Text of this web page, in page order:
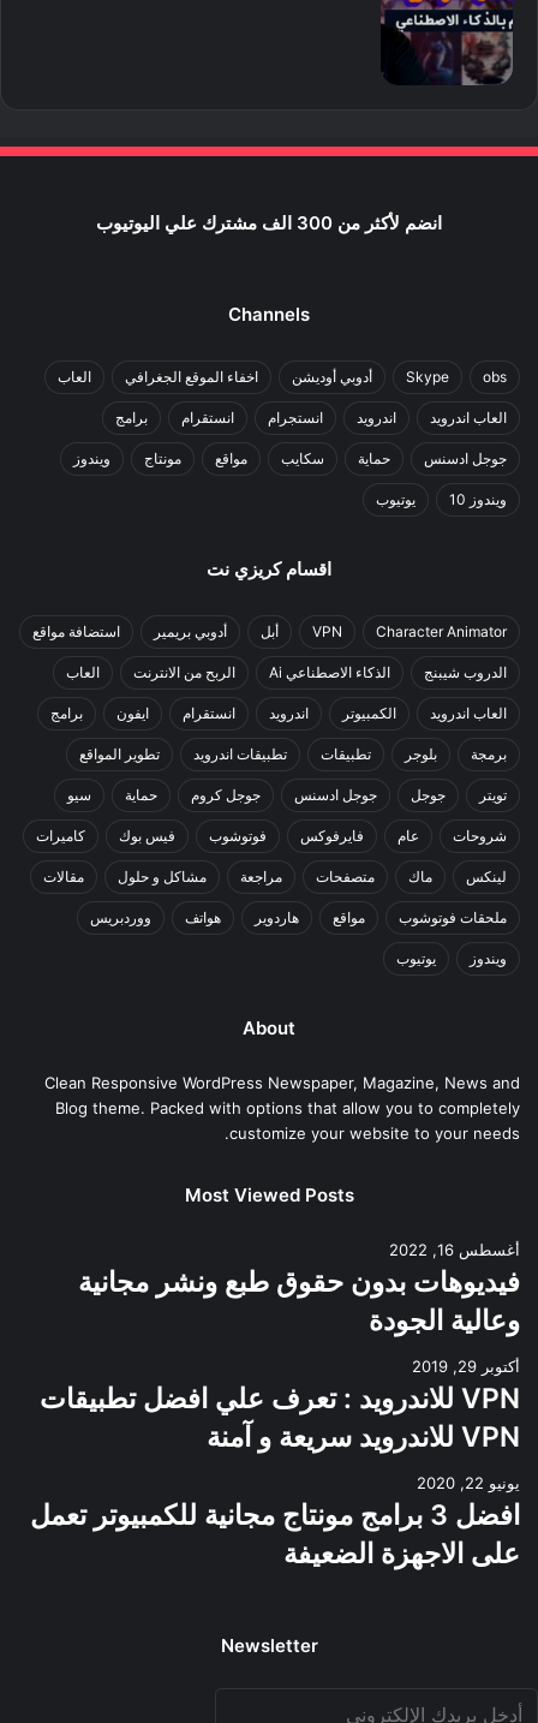
انضم لأكثر من 300 الف مشترك علي اليوتيوب
Channels
obs
Skype أدوبي أوديشن اخفاء الموقع الجغرافي العاب
العاب اندرويد اندرويد انستجرام انستقرام برامج
جوجل ادسنس حماية سكايب مواقع مونتاج ويندوز
ويندوز 10 يوتيوب
اقسام كريزي نت
Character Animator
VPN أبل أدوبي بريمير استضافة مواقع
الدروب شيبنج الذكاء الاصطناعي Ai الربح من الانترنت العاب
العاب اندرويد الكمبيوتر اندرويد انستقرام ايفون برامج
برمجة بلوجر تطبيقات تطبيقات اندرويد تطوير المواقع
تويتر جوجل جوجل ادسنس جوجل كروم حماية سيو
شروحات عام فايرفوكس فوتوشوب فيس بوك كاميرات
لينكس ماك متصفحات مراجعة مشاكل و حلول مقالات
ملحقات فوتوشوب مواقع هاردوير هواتف ووردبريس
ويندوز يوتيوب
About
Clean Responsive WordPress Newspaper, Magazine, News and
Blog theme. Packed with options that allow you to completely
customize your website to your needs.
Most Viewed Posts
أغسطس 16, 2022
فيديوهات بدون حقوق طبع ونشر مجانية
وعالية الجودة
أكتوبر 29, 2019
VPN للاندرويد : تعرف علي افضل تطبيقات
VPN للاندرويد سريعة و آمنة
يونيو 22, 2020
افضل 3 برامج مونتاج مجانية للكمبيوتر تعمل
على الاجهزة الضعيفة
Newsletter
أدخل